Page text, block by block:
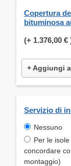
Copertura
bituminosa
(+ 1.376,00 €
+ Aggiungi
Servizio di
Nessuno
Per le
concordare
montaggio)